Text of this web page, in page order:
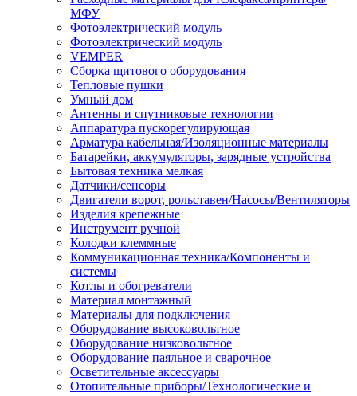
МФУ
Фотоэлектрический модуль
Фотоэлектрический модуль
VEMPER
Сборка щитового оборудования
Тепловые пушки
Умный дом
Антенны и спутниковые технологии
Аппаратура пускорегулирующая
Арматура кабельная/Изоляционные материалы
Батарейки, аккумуляторы, зарядные устройства
Бытовая техника мелкая
Датчики/сенсоры
Двигатели ворот, рольставен/Насосы/Вентиляторы
Изделия крепежные
Инструмент ручной
Колодки клеммные
Коммуникационная техника/Компоненты и
системы
Котлы и обогреватели
Материал монтажный
Материалы для подключения
Оборудование высоковольтное
Оборудование низковольтное
Оборудование паяльное и сварочное
Осветительные аксессуары
Отопительные приборы/Технологические и